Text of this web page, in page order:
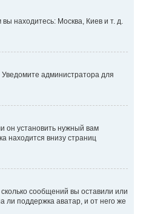
находитесь: Москва, Киев и т. д.
администратора для
он установить нужный вам
находится внизу страниц
сообщений вы оставили или
ли поддержка аватар, и от него же